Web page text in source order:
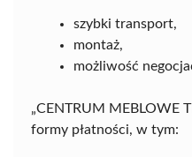
szybki transport,
montaż,
możliwość
„CENTRUM MEBLOWE
formy płatności, w tym: